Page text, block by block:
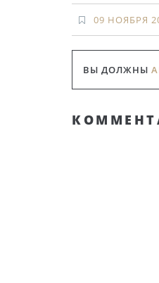
09 НОЯБРЯ
ВЫ ДОЛЖНЫ